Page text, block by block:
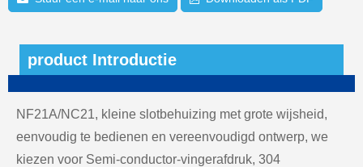
product Introductie
NF21A/NC21, kleine slotbehuizing met grote wijsheid,
eenvoudig te bedienen en vereenvoudigd ontwerp, we
kiezen voor Semi-conductor-vingerafdruk, 304